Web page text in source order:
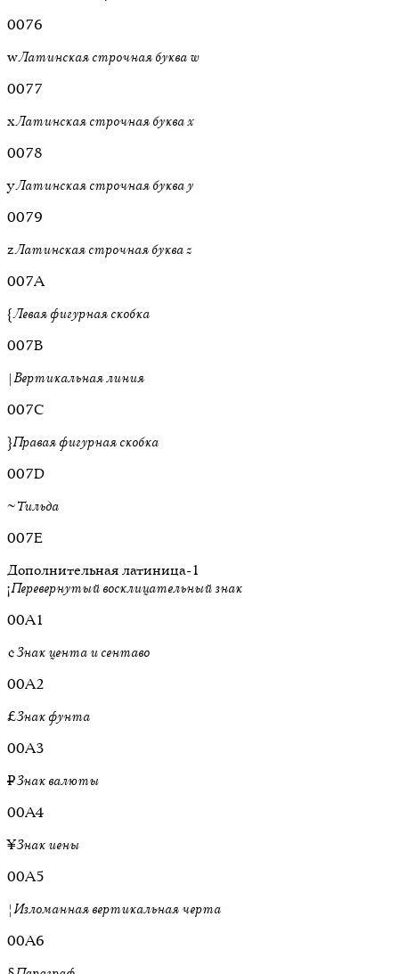
0076
wЛатинская строчная буква w
0077
xЛатинская строчная буква x
0078
yЛатинская строчная буква y
0079
zЛатинская строчная буква z
007A
{Левая фигурная скобка
007B
|Вертикальная линия
007C
}Правая фигурная скобка
007D
~Тильда
007E
Дополнительная латиница-1
¡Перевернутый восклицательный знак
00A1
¢Знак цента и сентаво
00A2
£Знак фунта
00A3
¤Знак валюты
00A4
¥Знак иены
00A5
¦Изломанная вертикальная черта
00A6